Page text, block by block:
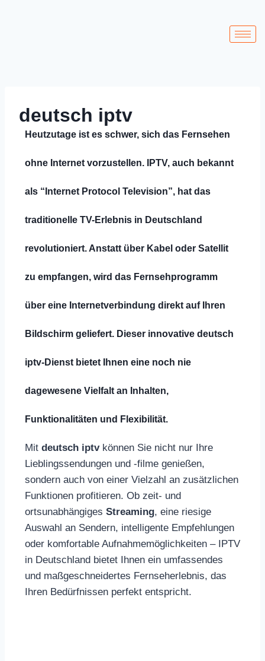
deutsch iptv
Heutzutage ist es schwer, sich das Fernsehen
ohne Internet vorzustellen. IPTV, auch bekannt
als “Internet Protocol Television”, hat das
traditionelle TV-Erlebnis in Deutschland
revolutioniert. Anstatt über Kabel oder Satellit
zu empfangen, wird das Fernsehprogramm
über eine Internetverbindung direkt auf Ihren
Bildschirm geliefert. Dieser innovative deutsch
iptv-Dienst bietet Ihnen eine noch nie
dagewesene Vielfalt an Inhalten,
Funktionalitäten und Flexibilität.
Mit deutsch iptvkönnen Sie nicht nur Ihre
Lieblingssendungen und -filme genießen,
sondern auch von einer Vielzahl an zusätzlichen
Funktionen profitieren. Ob zeit- und
ortsunabhängiges Streaming, eine riesige
Auswahl an Sendern, intelligente Empfehlungen
oder komfortable Aufnahmemöglichkeiten – IPTV
in Deutschland bietet Ihnen ein umfassendes
und maßgeschneidertes Fernseherlebnis, das
Ihren Bedürfnissen perfekt entspricht.